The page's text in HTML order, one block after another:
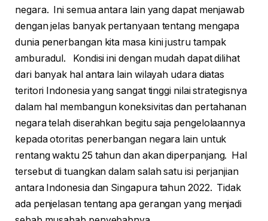
negara. Ini semua antara lain yang dapat menjawab
dengan jelas banyak pertanyaan tentang mengapa
dunia penerbangan kita masa kini justru tampak
amburadul. Kondisi ini dengan mudah dapat dilihat
dari banyak hal antara lain wilayah udara diatas
teritori Indonesia yang sangat tinggi nilai strategisnya
dalam hal membangun koneksivitas dan pertahanan
negara telah diserahkan begitu saja pengelolaannya
kepada otoritas penerbangan negara lain untuk
rentang waktu 25 tahun dan akan diperpanjang. Hal
tersebut di tuangkan dalam salah satu isi perjanjian
antara Indonesia dan Singapura tahun 2022. Tidak
ada penjelasan tentang apa gerangan yang menjadi